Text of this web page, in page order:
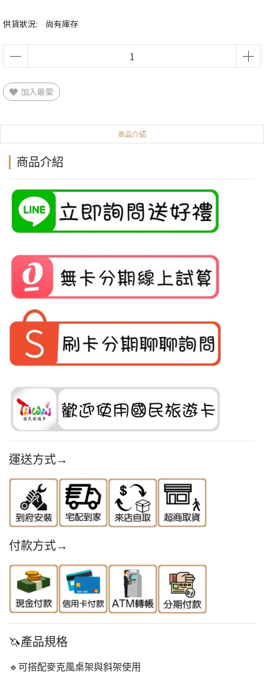
供貨狀況: 尚有庫存
加入最愛
商品介紹
商品介紹
運送方式→
付款方式→
🦄產品規格
🔹可搭配麥克風桌架與斜架使用